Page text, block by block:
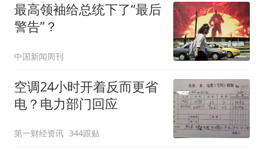
最高领袖给总统下了“最后
警告”？
中国新闻周刊
空调24小时开着反而更省
电？电力部门回应
第一财经资讯 344跟贴